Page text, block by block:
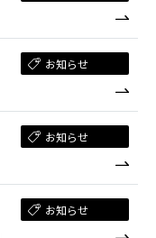
お知らせ
お知らせ
お知らせ